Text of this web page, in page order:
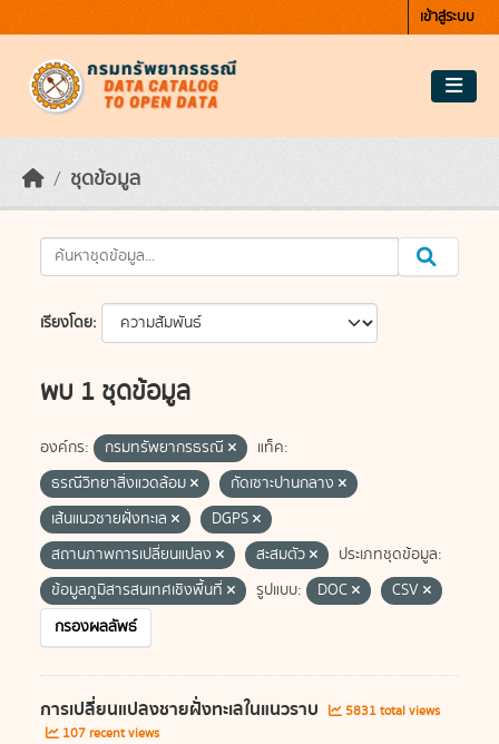
เข้าสู่ระบบ
ชุดข้อมูล
เรียงโดย
พบ 1 ชุดข้อมูล
องค์กร: กรมทรัพยากรธรณี
แท็ค:
ธรณีวิทยาสิ่งแวดล้อม
กัดเซาะปานกลาง
เส้นแนวชายฝั่งทะเล
DGPS
สถานภาพการเปลี่ยนแปลง
สะสมตัว
ประเภทชุดข้อมูล:
ข้อมูลภูมิสารสนเทศเชิงพื้นที่
รูปแบบ: DOC
CSV
กรองผลลัพธ์
การเปลี่ยนแปลงชายฝั่งทะเลในแนวราบ
5831 total views
107 recent views